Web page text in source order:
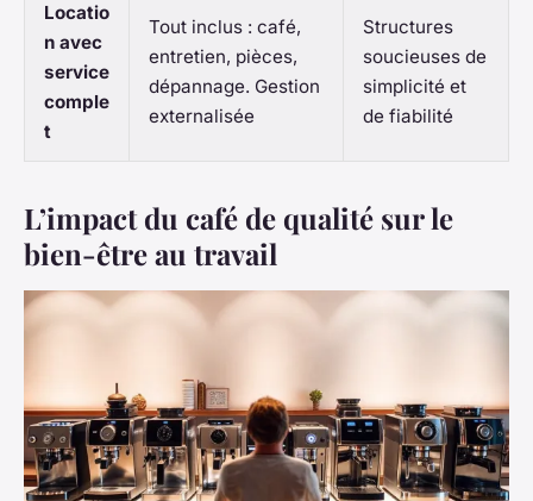
Locatio
n avec
service
comple
t
Tout inclus : café,
entretien, pièces,
dépannage. Gestion
externalisée
Structures
soucieuses de
simplicité et
de fiabilité
L’impact du café de qualité sur le
bien-être au travail